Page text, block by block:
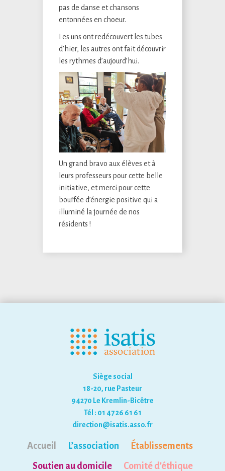
pas de danse et chansons
entonnées en choeur.
Les uns ont redécouvert les tubes
d’hier, les autres ont fait découvrir
les rythmes d’aujourd’hui.
Un grand bravo aux élèves et à
leurs professeurs pour cette belle
initiative, et merci pour cette
bouffée d’énergie positive qui a
illuminé la journée de nos
résidents !
Siège social
18-20, rue Pasteur
94270 Le Kremlin-Bicêtre
Tél : 01 47 26 61 61
direction@isatis.asso.fr
Accueil L’association
Établissements
Soutien au domicile
Comité d’éthique